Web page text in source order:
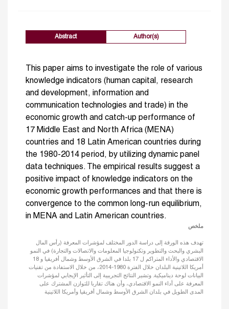
Abstract Author(s)
This paper aims to investigate the role of various
knowledge indicators (human capital, research
and development, information and
communication technologies and trade) in the
economic growth and catch-up performance of
17 Middle East and North Africa (MENA)
countries and 18 Latin American countries during
the 1980-2014 period, by utilizing dynamic panel
data techniques. The empirical results suggest a
positive impact of knowledge indicators on the
economic growth performances and that there is
convergence to the common long-run equilibrium,
in MENA and Latin American countries.
ملخص
تهدف هذه الورقة إلى دراسة الدور المختلف لمؤشرات المعرفة (رأس المال
البشري والبحث والتطوير وتكنولوجيا المعلومات والاتصالات والتجارة) في النمو
الاقتصادي والأداء المتراكم ل 17 بلدا في الشرق الأوسط وشمال أفريقيا و 18
أمريكا اللاتينية البلدان خلال الفترة 1980-2014، من خلال الاستفادة من تقنيات
البيانات لوحة ديناميكية. وتشير النتائج التجريبية إلى التأثير الإيجابي لمؤشرات
المعرفة على أداء النمو الاقتصادي، وأن هناك تقاربا للتوازن المشترك على
المدى الطويل في بلدان الشرق الأوسط وشمال أفريقيا وأمريكا اللاتينية